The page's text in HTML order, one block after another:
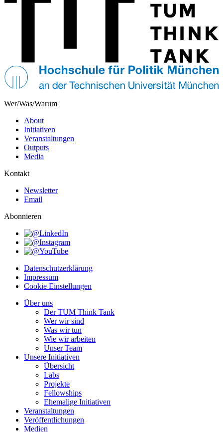
Wer/Was/Warum
About
Initiativen
Veranstaltungen
Outputs
Media
Kontakt
Newsletter
Email
Abonnieren
Datenschutzerklärung
Impressum
Cookie Einstellungen
Über uns
Der TUM Think Tank
Wer wir sind
Was wir tun
Wie wir arbeiten
Unser Team
Unsere Initiativen
Übersicht
Labs
Projekte
Fellowships
Ehemalige Initiativen
Veranstaltungen
Veröffentlichungen
Medien